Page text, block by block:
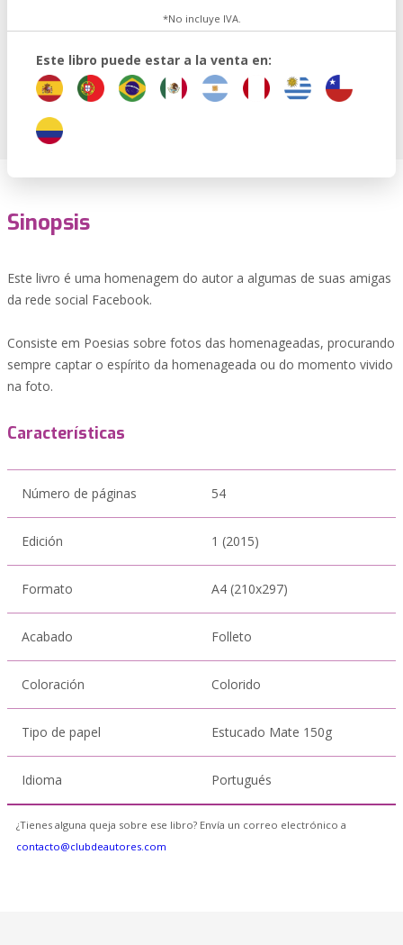
*No incluye IVA.
Este libro puede estar a la venta en:
Sinopsis
Este livro é uma homenagem do autor a algumas de suas amigas
da rede social Facebook.
Consiste em Poesias sobre fotos das homenageadas, procurando
sempre captar o espírito da homenageada ou do momento vivido
na foto.
Características
Número de páginas 54
Edición 1 (2015)
Formato A4 (210x297)
Acabado Folleto
Coloración Colorido
Tipo de papel Estucado Mate 150g
Idioma Portugués
¿Tienes alguna queja sobre ese libro? Envía un correo electrónico a
contacto@clubdeautores.com